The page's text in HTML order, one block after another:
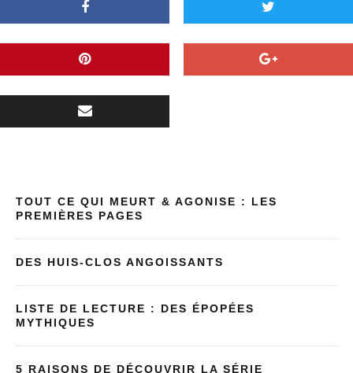
TOUT CE QUI MEURT & AGONISE : LES
PREMIÈRES PAGES
DES HUIS-CLOS ANGOISSANTS
LISTE DE LECTURE : DES ÉPOPÉES
MYTHIQUES
5 RAISONS DE DÉCOUVRIR LA SÉRIE